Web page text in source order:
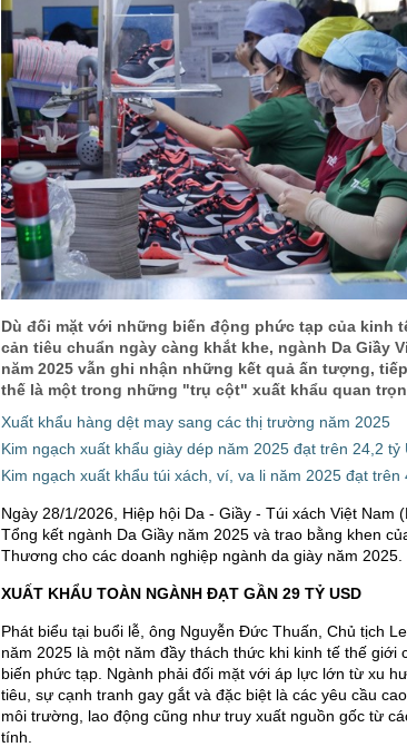
Dù đối mặt với những biến động phức tạp của kinh
cản tiêu chuẩn ngày càng khắt khe, ngành Da Giầy
năm 2025 vẫn ghi nhận những kết quả ấn tượng,
thế là một trong những "trụ cột" xuất khẩu quan
Xuất khẩu hàng dệt may sang các thị trường năm 2025
Kim ngạch xuất khẩu giày dép năm 2025 đạt trên 24,2 tỷ
Kim ngạch xuất khẩu túi xách, ví, va li năm 2025 đạt trên
Ngày 28/1/2026, Hiệp hội Da - Giầy - Túi xách Việt Nam
Tổng kết ngành Da Giầy năm 2025 và trao bằng khen
Thương cho các doanh nghiệp ngành da giày năm 2025.
XUẤT KHẨU TOÀN NGÀNH ĐẠT GẦN 29 TỶ USD
Phát biểu tại buổi lễ, ông Nguyễn Đức Thuấn, Chủ tịch
năm 2025 là một năm đầy thách thức khi kinh tế thế giới
biến phức tạp. Ngành phải đối mặt với áp lực lớn từ xu
tiêu, sự cạnh tranh gay gắt và đặc biệt là các yêu cầu
môi trường, lao động cũng như truy xuất nguồn gốc từ
tính.